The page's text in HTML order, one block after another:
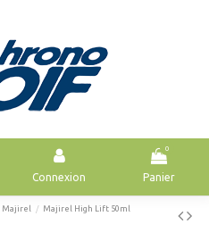
Connexion
0
Panier
Majirel
Majirel High Lift 50ml